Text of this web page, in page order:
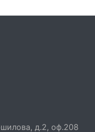
д.2, оф.208